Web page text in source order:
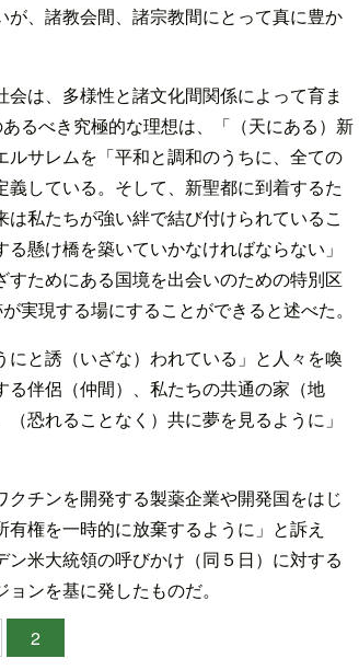
、諸教会間、諸宗教間にとって真に豊か
は、多様性と諸文化間関係によって育ま
るべき究極的な理想は、「（天にある）新
サレムを「平和と調和のうちに、全ての
している。そして、新聖都に到着するた
私たちが強い絆で結び付けられているこ
懸け橋を築いていかなければならない」
ためにある国境を出会いのための特別区
実現する場にすることができると述べた。
と誘（いざな）われている」と人々を喚
伴侶（仲間）、私たちの共通の家（地
恐れることなく）共に夢を見るように」
チンを開発する製薬企業や開発国をはじ
権を一時的に放棄するように」と訴え
米大統領の呼びかけ（同５日）に対する
ンを基に発したものだ。
2